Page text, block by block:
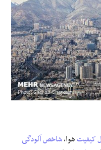
کیفیتهوا،شاخصآلودگی